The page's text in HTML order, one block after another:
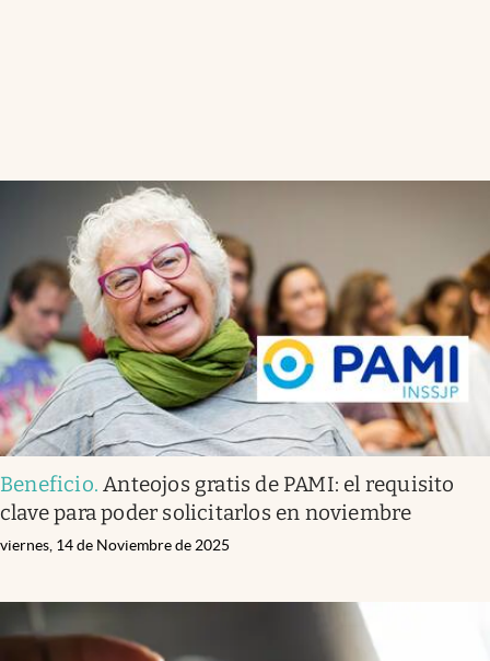
Beneficio.Anteojos gratis de PAMI: el requisito
clave para poder solicitarlos en noviembre
viernes, 14 de Noviembre de 2025